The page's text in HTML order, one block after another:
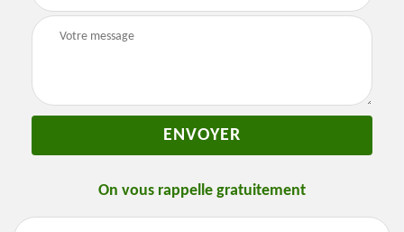
On vous rappelle gratuitement